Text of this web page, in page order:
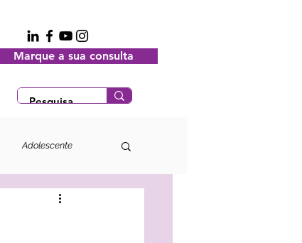
Marque a sua consulta
Adolescente